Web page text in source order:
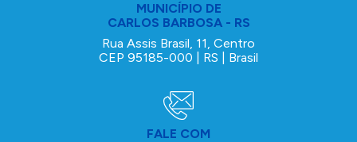
MUNICÍPIO DE
CARLOS BARBOSA - RS
Rua Assis Brasil, 11, Centro
CEP 95185-000 | RS | Brasil
FALE COM